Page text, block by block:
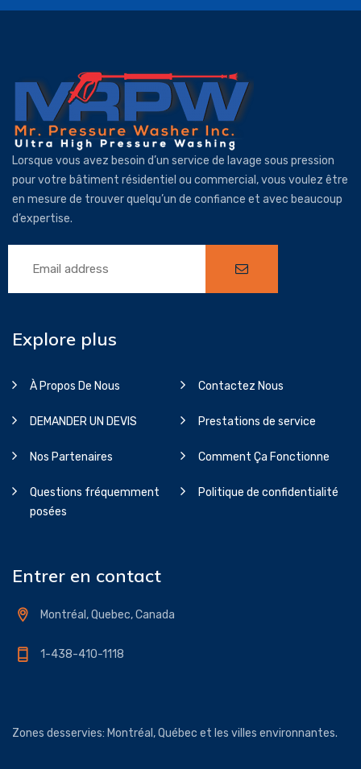
Lorsque vous avez besoin d’un service de lavage sous pression
pour votre bâtiment résidentiel ou commercial, vous voulez être
en mesure de trouver quelqu’un de confiance et avec beaucoup
d’expertise.
Explore plus
À Propos De Nous Contactez Nous
DEMANDER UN DEVIS Prestations de service
Nos Partenaires Comment Ça Fonctionne
Questions fréquemment
posées
Politique de confidentialité
Entrer en contact
Montréal, Quebec, Canada
1-438-410-1118
Zones desservies: Montréal, Québec et les villes environnantes.